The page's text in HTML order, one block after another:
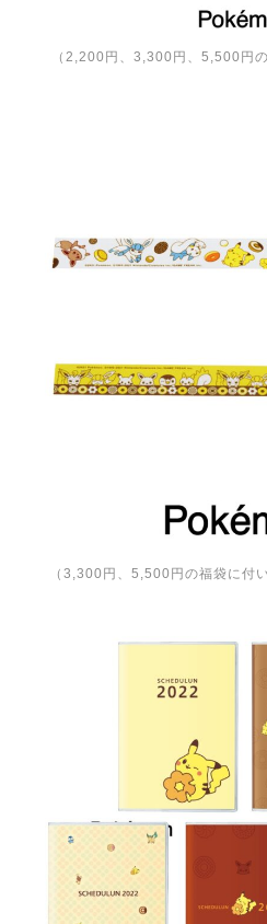
（2,200円、3,300円、5,500円
（3,300円、5,500円の福袋に付